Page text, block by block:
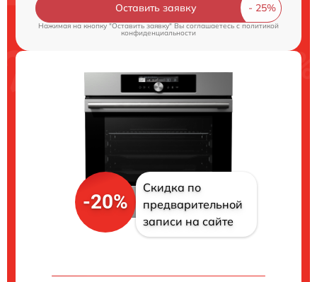
Оставить заявку
Нажимая на кнопку "Оставить заявку" Вы соглашаетесь cполитикой
конфиденциальности
-20%
Скидка по
предварительной
записи на сайте